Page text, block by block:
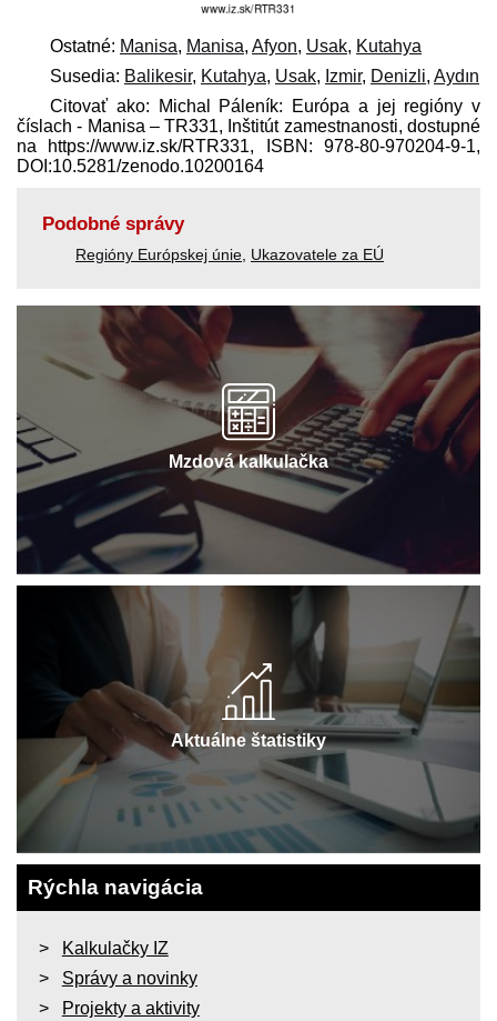
Ostatné: Manisa, Manisa, Afyon, Usak, Kutahya
Susedia: Balikesir, Kutahya, Usak, Izmir, Denizli, Aydın
Citovať ako: Michal Páleník: Európa a jej regióny v
číslach - Manisa – TR331, Inštitút zamestnanosti, dostupné
na https://www.iz.sk/​RTR331, ISBN: 978-80-970204-9-1,
DOI:10.5281/zenodo.10200164
Podobné správy
Regióny Európskej únie Ukazovatele za EÚ
Mzdová kalkulačka
Aktuálne štatistiky
Rýchla navigácia
Kalkulačky IZ
Správy a novinky
Projekty a aktivity